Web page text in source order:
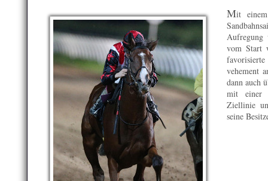
Mit
Aufregung
vom Start
vehement
dann auch
mit einer
Ziellinie
seine